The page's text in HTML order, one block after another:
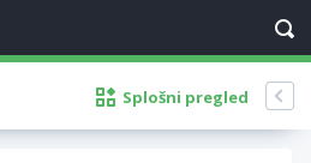
Splošni pregled